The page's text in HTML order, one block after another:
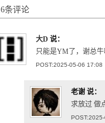
6条评论
大D 说：
只能是YM了，谢总
POST:2025-05-06 17:08
老谢 说：
求放过 做